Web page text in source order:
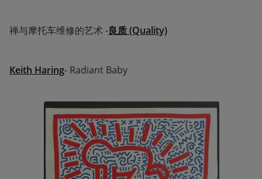
禅与摩托车维修的艺术 -良质 (Quality)
Keith Haring- Radiant Baby